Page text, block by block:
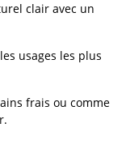
clair avec un
usages les plus
frais ou comme